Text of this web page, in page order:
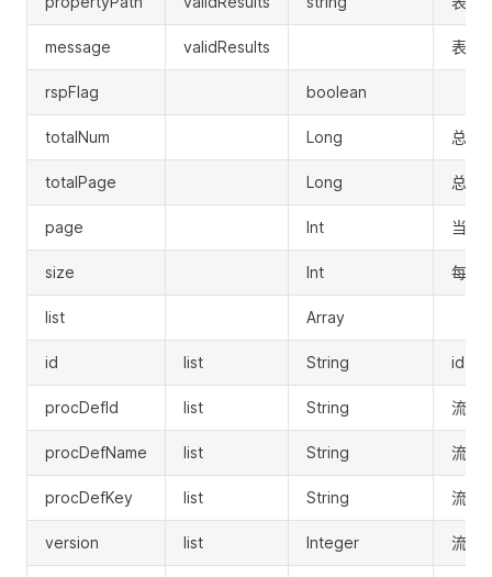
message validResults 表单
rspFlag boolean
totalNum Long 总条
totalPage Long 总页
page Int 当前
size Int 每页
list Array
id list String id
procDefId list String 流程
procDefName list String 流程
procDefKey list String 流程
version list Integer 流程